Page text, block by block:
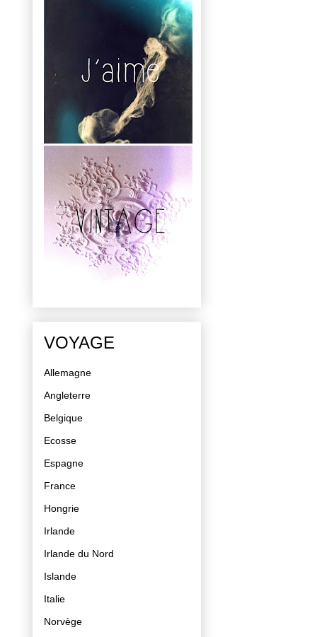
VOYAGE
Allemagne
Angleterre
Belgique
Ecosse
Espagne
France
Hongrie
Irlande
Irlande du Nord
Islande
Italie
Norvège